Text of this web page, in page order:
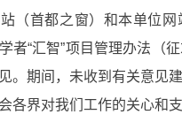
（首都之窗）和本单位
者“汇智”项目管理办法（
。期间，未收到有关意见建
界对我们工作的关心和支